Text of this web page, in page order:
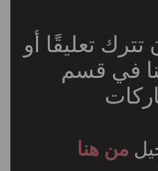
تعليقًا أو
في قسم
من هنا